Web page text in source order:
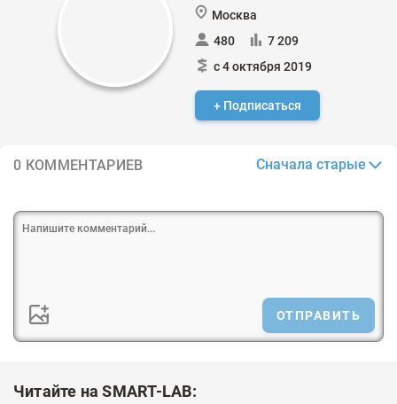
Москва
480
7 209
с 4 октября 2019
+ Подписаться
0 КОММЕНТАРИЕВ Сначала старые
ОТПРАВИТЬ
Читайте на SMART-LAB: